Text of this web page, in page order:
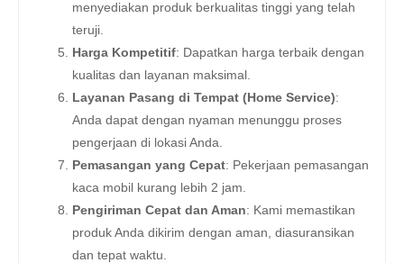
menyediakan produk berkualitas tinggi yang telah
teruji.
Harga Kompetitif: Dapatkan harga terbaik dengan
kualitas dan layanan maksimal.
Layanan Pasang di Tempat (Home Service):
Anda dapat dengan nyaman menunggu proses
pengerjaan di lokasi Anda.
Pemasangan yang Cepat: Pekerjaan pemasangan
kaca mobil kurang lebih 2 jam.
Pengiriman Cepat dan Aman: Kami memastikan
produk Anda dikirim dengan aman, diasuransikan
dan tepat waktu.